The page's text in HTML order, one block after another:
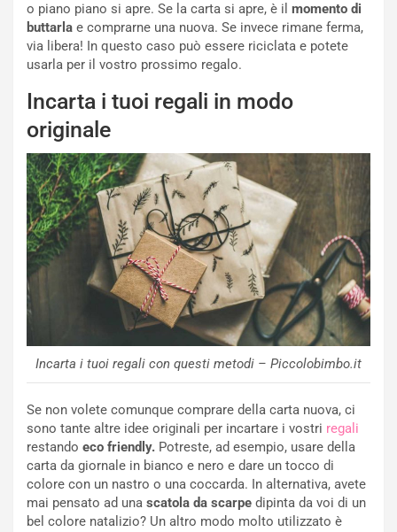
o piano piano si apre. Se la carta si apre, è il momento di
buttarla e comprarne una nuova. Se invece rimane ferma,
via libera! In questo caso può essere riciclata e potete
usarla per il vostro prossimo regalo.
Incarta i tuoi regali in modo
originale
Incarta i tuoi regali con questi metodi – Piccolobimbo.it
Se non volete comunque comprare della carta nuova, ci
sono tante altre idee originali per incartare i vostri regali
restando eco friendly. Potreste, ad esempio, usare della
carta da giornale in bianco e nero e dare un tocco di
colore con un nastro o una coccarda. In alternativa, avete
mai pensato ad una scatola da scarpe dipinta da voi di un
bel colore natalizio? Un altro modo molto utilizzato è